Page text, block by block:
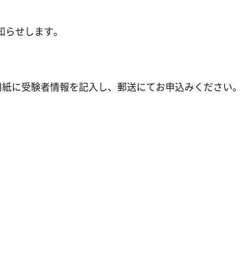
せします。
に受験者情報を記入し、郵送にてお申込みください。